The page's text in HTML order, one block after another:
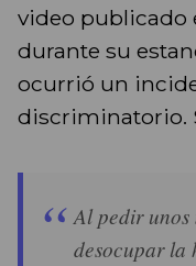
video publicado
durante su
ocurrió un
discriminatorio.
Al pedir
desocupar la